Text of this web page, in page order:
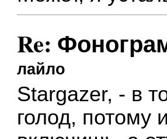
Re:
лайло
Stargazer, - в
голод, потому